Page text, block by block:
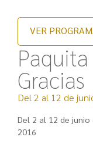
VER
Gracias
Del 2 al 12 de
Del 2 al 12 de junio
2016